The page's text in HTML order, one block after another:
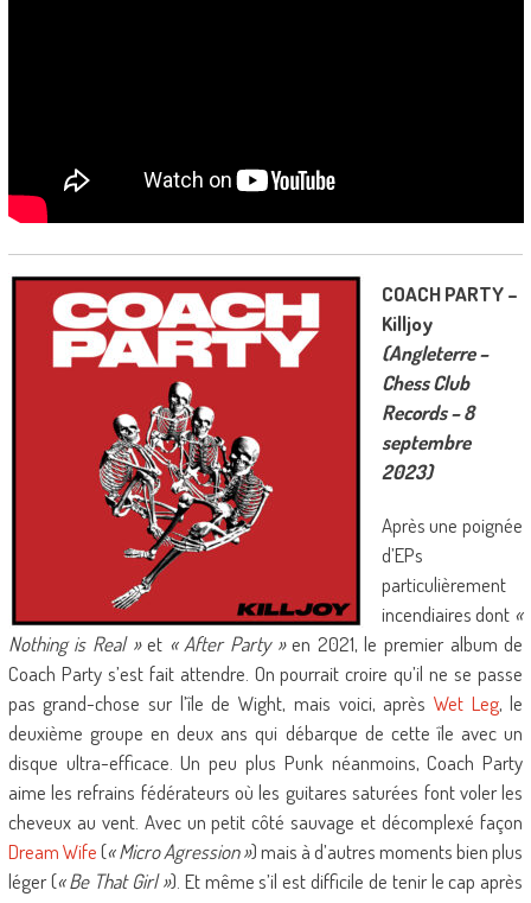
COACH PARTY –
Killjoy
(Angleterre –
Chess Club
Records – 8
septembre
2023)
Après une poignée
d’EPs
particulièrement
incendiaires dont «
Nothing is Real »et « After Party »en 2021, le premier album de
Coach Party s’est fait attendre. On pourrait croire qu’il ne se passe
pas grand-chose sur l’île de Wight, mais voici, après Wet Leg, le
deuxième groupe en deux ans qui débarque de cette île avec un
disque ultra-efficace. Un peu plus Punk néanmoins, Coach Party
aime les refrains fédérateurs où les guitares saturées font voler les
cheveux au vent. Avec un petit côté sauvage et décomplexé façon
Dream Wife(« Micro Agression ») mais à d’autres moments bien plus
léger (« Be That Girl »). Et même s’il est difficile de tenir le cap après